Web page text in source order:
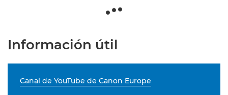
Información útil
Canal de YouTube de Canon Europe